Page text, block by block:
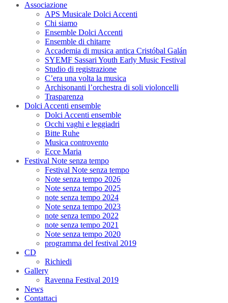
Associazione
APS Musicale Dolci Accenti
Chi siamo
Ensemble Dolci Accenti
Ensemble di chitarre
Accademia di musica antica Cristóbal Galán
SYEMF Sassari Youth Early Music Festival
Studio di registrazione
C’era una volta la musica
Archisonanti l’orchestra di soli violoncelli
Trasparenza
Dolci Accenti ensemble
Dolci Accenti ensemble
Occhi vaghi e leggiadri
Bitte Ruhe
Musica controvento
Ecce Maria
Festival Note senza tempo
Festival Note senza tempo
Note senza tempo 2026
Note senza tempo 2025
note senza tempo 2024
Note senza tempo 2023
note senza tempo 2022
note senza tempo 2021
Note senza tempo 2020
programma del festival 2019
CD
Richiedi
Gallery
Ravenna Festival 2019
News
Contattaci